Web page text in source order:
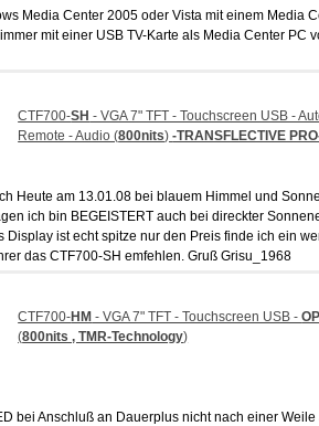
Media Center 2005 oder Vista mit einem Media
mit einer USB TV-Karte als Media Center PC
CTF700-SH - VGA 7" TFT - Touchscreen USB -
Remote - Audio (800nits)-TRANSFLECTIVE
Heute am 13.01.08 bei blauem Himmel und
ich bin BEGEISTERT auch bei direckter
ist echt spitze nur den Preis finde ich ein
das CTF700-SH emfehlen. Gruß Grisu_1968
CTF700-HM - VGA 7" TFT - Touchscreen USB -
(800nits , TMR-Technology)
bei Anschluß an Dauerplus nicht nach einer